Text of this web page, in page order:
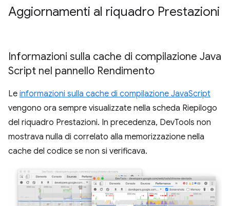
Aggiornamenti al riquadro Prestazioni
Informazioni sulla cache di compilazione Java
Script nel pannello Rendimento
Le informazioni sulla cache di compilazione JavaScript
vengono ora sempre visualizzate nella scheda Riepilogo
del riquadro Prestazioni. In precedenza, DevTools non
mostrava nulla di correlato alla memorizzazione nella
cache del codice se non si verificava.